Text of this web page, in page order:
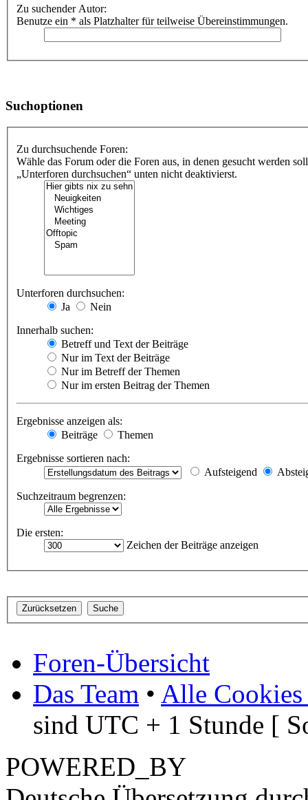
Zu suchender Autor:
Benutze ein * als Platzhalter für teilweise Übereinstimmungen.
Suchoptionen
Zu durchsuchende Foren:
Wähle das Forum oder die Foren aus, in denen gesucht werden
„Unterforen durchsuchen“ unten nicht deaktivierst.
Unterforen durchsuchen:
Ja
Nein
Innerhalb suchen:
Betreff und Text der Beiträge
Nur im Text der Beiträge
Nur im Betreff der Themen
Nur im ersten Beitrag der Themen
Ergebnisse anzeigen als:
Beiträge
Themen
Ergebnisse sortieren nach:
Aufsteigend
Suchzeitraum begrenzen:
Die ersten:
Zeichen der Beiträge anzeigen
Foren-Übersicht
Das Team • Alle Cookies
sind UTC + 1 Stunde [
POWERED_BY